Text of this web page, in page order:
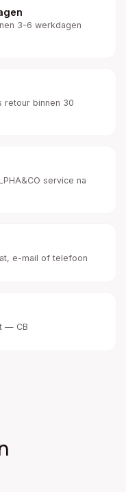
3-6 werkdagen
binnen 30
service na
e-mail of telefoon
— CB